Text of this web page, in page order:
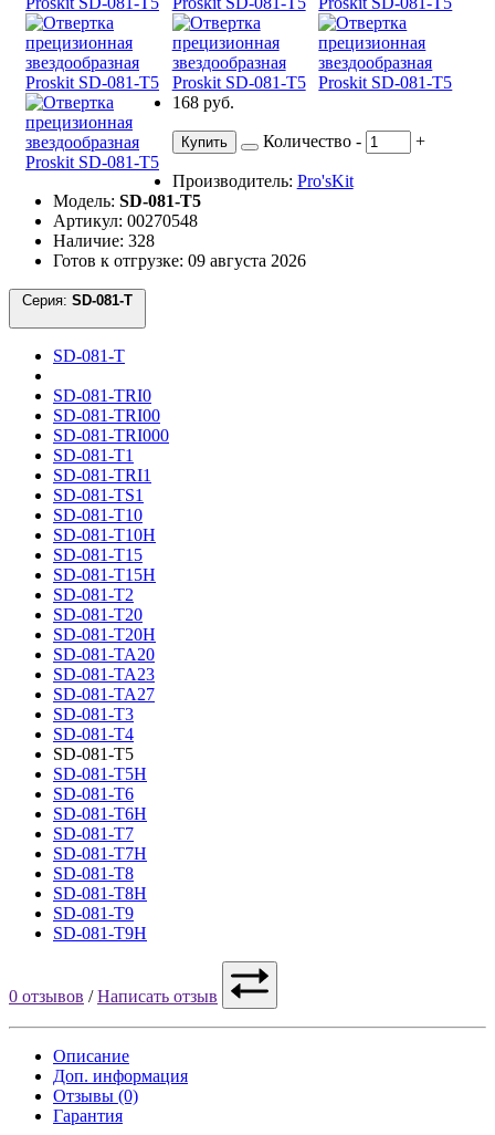
168 руб.
Купить Количество - +
Производитель: Pro'sKit
Модель: SD-081-T5
Артикул: 00270548
Наличие: 328
Готов к отгрузке: 09 августа 2026
Серия:
SD-081-T
SD-081-TRI0
SD-081-TRI00
SD-081-TRI000
SD-081-T1
SD-081-TRI1
SD-081-TS1
SD-081-T10
SD-081-T10H
SD-081-T15
SD-081-T15H
SD-081-T2
SD-081-T20
SD-081-T20H
SD-081-TA20
SD-081-TA23
SD-081-TA27
SD-081-T3
SD-081-T4
SD-081-T5
SD-081-T5H
SD-081-T6
SD-081-T6H
SD-081-T7
SD-081-T7H
SD-081-T8
SD-081-T8H
SD-081-T9
SD-081-T9H
0 отзывов /Написать отзыв
Описание
Доп. информация
Отзывы (0)
Гарантия